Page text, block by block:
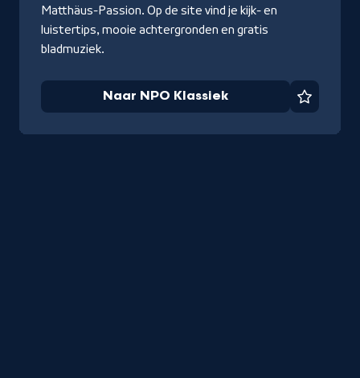
Matthäus-Passion. Op de site vind je kijk- en
luistertips, mooie achtergronden en gratis
bladmuziek.
Naar NPO Klassiek